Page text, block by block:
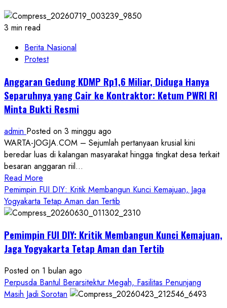
3 min read
Berita Nasional
Protest
Anggaran Gedung KDMP Rp1,6 Miliar, Diduga Hanya
Separuhnya yang Cair ke Kontraktor: Ketum PWRI RI
Minta Bukti Resmi
admin Posted on 3 minggu ago
WARTA-JOGJA.COM – Sejumlah pertanyaan krusial kini
beredar luas di kalangan masyarakat hingga tingkat desa terkait
besaran anggaran riil...
Read More
more
about
Anggaran
KDMP
Rp1,6
Diduga
Hanya
Separuhnya
Pemimpin FUI DIY: Kritik Membangun Kunci Kemajuan, Jaga
Yogyakarta Tetap Aman dan Tertib
Pemimpin FUI DIY: Kritik Membangun Kunci Kemajuan,
Jaga Yogyakarta Tetap Aman dan Tertib
Posted on 1 bulan ago
Perpusda Bantul Berarsitektur Megah, Fasilitas Penunjang
Masih Jadi Sorotan